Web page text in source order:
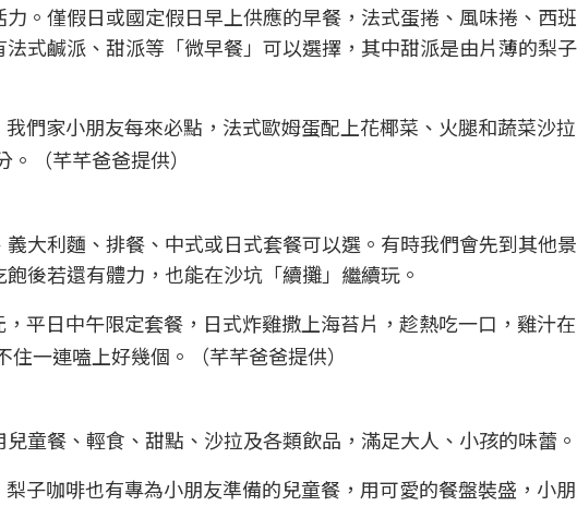
。僅假日或國定假日早上供應的早餐，法式蛋捲、風味捲、西
式鹹派、甜派等「微早餐」可以選擇，其中甜派是由片薄的梨子
們家小朋友每來必點，法式歐姆蛋配上花椰菜、火腿和蔬菜沙
（芊芊爸爸提供）
大利麵、排餐、中式或日式套餐可以選。有時我們會先到其他
後若還有體力，也能在沙坑「續攤」繼續玩。
平日中午限定套餐，日式炸雞撒上海苔片，趁熱吃一口，雞汁
一連嗑上好幾個。（芊芊爸爸提供）
童餐、輕食、甜點、沙拉及各類飲品，滿足大人、小孩的味蕾。
子咖啡也有專為小朋友準備的兒童餐，用可愛的餐盤裝盛，小